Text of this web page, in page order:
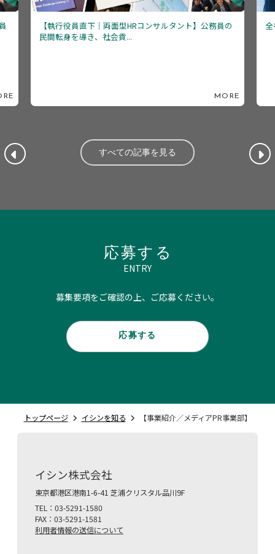
全社採用担当 リーダー候補（採用実務統括）
MORE
すべての記事を見る
応募する
ENTRY
募集要項をご確認の上、ご応募ください。
応募する
トップページ イシンを知る 【事業紹介／メディアPR事業部】
イシン株式会社
東京都港区港南1-6-41 芝浦クリスタル品川9F
TEL：03-5291-1580
FAX：03-5291-1581
利用者情報の送信について